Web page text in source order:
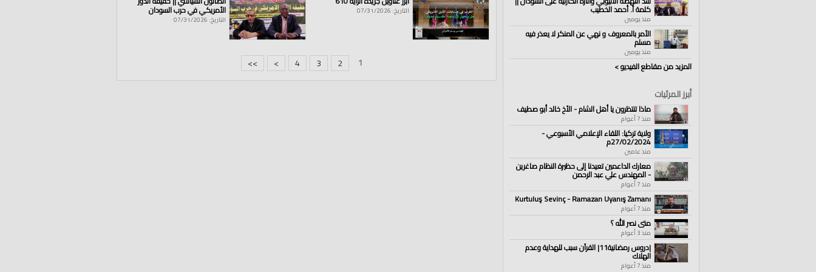
كلمة أ. أحمد الخطيب
منذ يومين
الأمر بالمعروف و نهي عن المنكر لا يعذر فيه
مسلم
منذ يومين
المزيد من مقاطع الفيديو >
أبرز المرئيات
ماذا تنتظرون يا أهل الشام - الأخ خالد أبو صطيف
منذ 7 أعوام
ولاية تركيا: اللقاء الإعلامي الأسبوعي -
27/02/2024م
منذ عامين
معارك الداعمين تعيدنا إلى حظيرة النظام صاغرين
- المهندس علي عبد الرحمن
منذ 7 أعوام
Kurtuluş Sevinç - Ramazan Uyanış Zamanı
منذ 7 أعوام
متى نصر الله ؟
منذ 3 أعوام
|دروس رمضانية11| القرآن سبب للهداية وعدم
الهلاك
منذ 7 أعوام
التاريخ: 07/31/2026 الأمريكي في حرب السودان
التاريخ: 07/31/2026
1
2
3
4
>
>>